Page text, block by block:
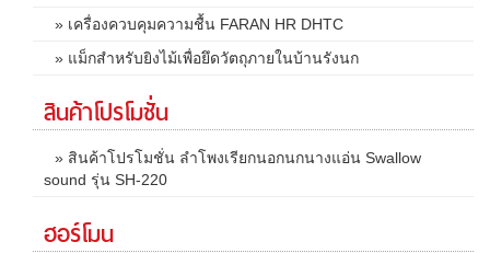
» เครื่องควบคุมความชื้น FARAN HR DHTC
» แม็กสำหรับยิงไม้เพื่อยึดวัตถุภายในบ้านรังนก
สินค้าโปรโมชั่น
» สินค้าโปรโมชั่น ลำโพงเรียกนอกนกนางแอ่น Swallow
sound รุ่น SH-220
ฮอร์โมน